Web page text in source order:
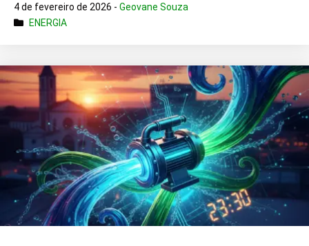
4 de fevereiro de 2026 - Geovane Souza
ENERGIA